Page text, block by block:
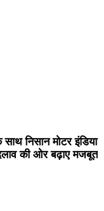
निसान मोटर इंडिया
की ओर बढ़ाए मजबूत